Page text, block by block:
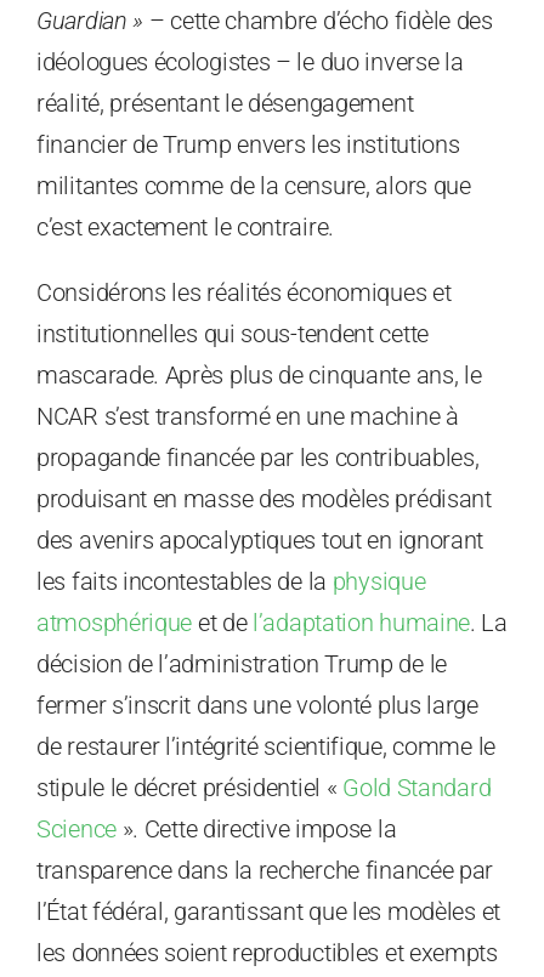
Guardian » – cette chambre d’écho fidèle des
idéologues écologistes – le duo inverse la
réalité, présentant le désengagement
financier de Trump envers les institutions
militantes comme de la censure, alors que
c’est exactement le contraire.
Considérons les réalités économiques et
institutionnelles qui sous-tendent cette
mascarade. Après plus de cinquante ans, le
NCAR s’est transformé en une machine à
propagande financée par les contribuables,
produisant en masse des modèles prédisant
des avenirs apocalyptiques tout en ignorant
les faits incontestables de la physique
atmosphérique et de l’adaptation humaine. La
décision de l’administration Trump de le
fermer s’inscrit dans une volonté plus large
de restaurer l’intégrité scientifique, comme le
stipule le décret présidentiel « Gold Standard
Science». Cette directive impose la
transparence dans la recherche financée par
l’État fédéral, garantissant que les modèles et
les données soient reproductibles et exempts